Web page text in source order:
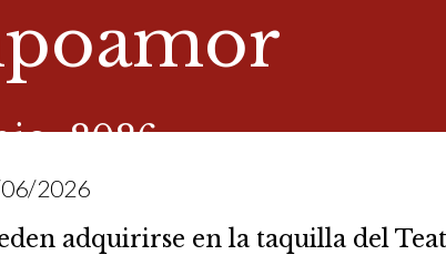
2026
2026
adquirirse en la taquilla del